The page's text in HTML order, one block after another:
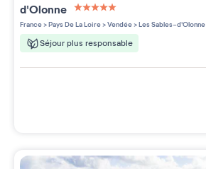
d'Olonne
5 étoiles sur 5
France>Pays De La Loire>Vendée>Les Sables-d'Olonne
Séjour plus responsable